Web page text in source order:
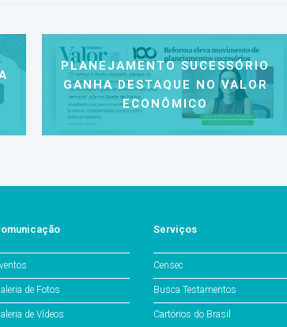
PLANEJAMENTO SUCESSÓRIO
GANHA DESTAQUE NO VALOR
ECONÔMICO
de Fotos
de Vídeos
Serviços
Censec
Busca Testamentos
Cartórios do Brasil